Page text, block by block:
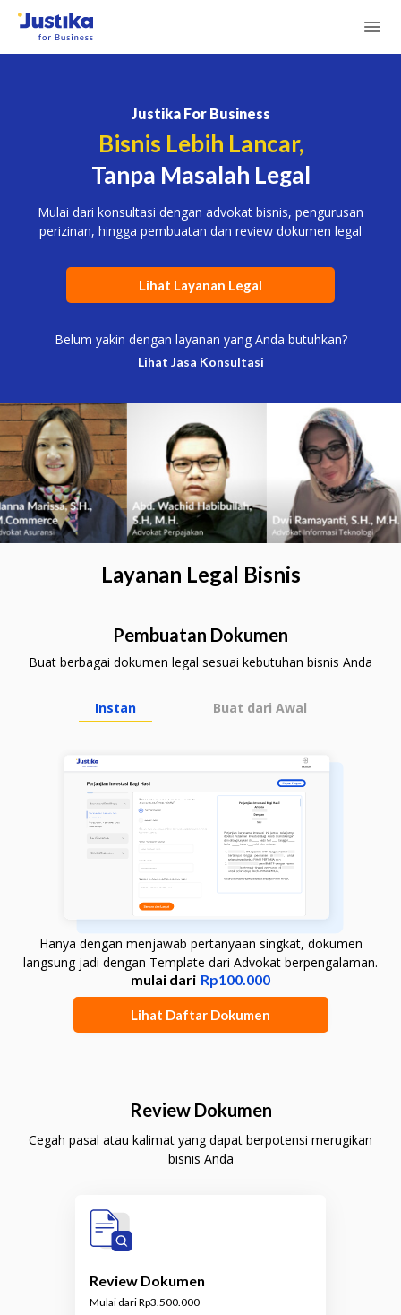
Justika For Business
Bisnis Lebih Lancar,
Tanpa Masalah Legal
Mulai dari konsultasi dengan advokat bisnis, pengurusan
perizinan, hingga pembuatan dan review dokumen legal
Lihat Layanan Legal
Belum yakin dengan layanan yang Anda butuhkan?
Lihat Jasa Konsultasi
Layanan Legal Bisnis
Pembuatan Dokumen
Buat berbagai dokumen legal sesuai kebutuhan bisnis Anda
Instan Buat dari Awal
Hanya dengan menjawab pertanyaan singkat, dokumen
langsung jadi dengan Template dari Advokat berpengalaman.
mulai dari Rp100.000
Lihat Daftar Dokumen
Review Dokumen
Cegah pasal atau kalimat yang dapat berpotensi merugikan
bisnis Anda
Review Dokumen
Mulai dari Rp3.500.000